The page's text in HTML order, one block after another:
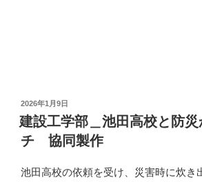
投
稿
日:
2026年1月9日
建設工学部＿池田高校と防
チ 協同製作
池田高校の依頼を受け、災害時に炊き